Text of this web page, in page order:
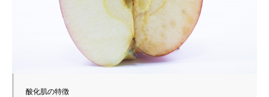
酸化肌の特徴